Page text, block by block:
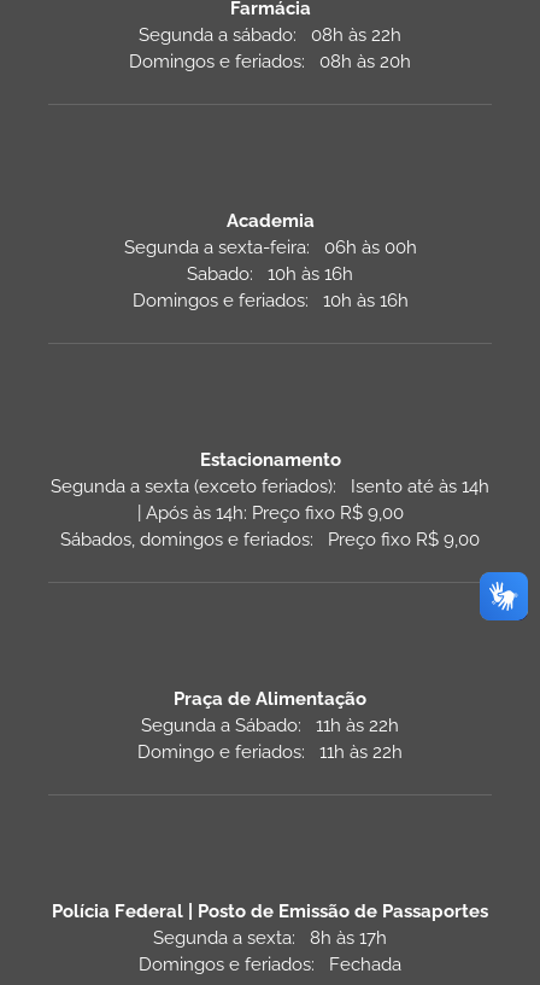
Farmácia
Segunda a sábado: 08h às 22h
Domingos e feriados: 08h às 20h
Academia
Segunda a sexta-feira: 06h às 00h
Sabado: 10h às 16h
Domingos e feriados: 10h às 16h
Estacionamento
Segunda a sexta (exceto feriados): Isento até às 14h
| Após às 14h: Preço fixo R$ 9,00
Sábados, domingos e feriados: Preço fixo R$ 9,00
Praça de Alimentação
Segunda a Sábado: 11h às 22h
Domingo e feriados: 11h às 22h
Polícia Federal | Posto de Emissão de Passaportes
Segunda a sexta: 8h às 17h
Domingos e feriados: Fechada